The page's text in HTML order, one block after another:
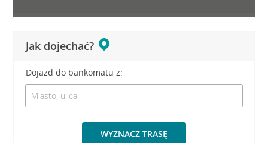
Jak dojechać?
Dojazd do bankomatu z:
WYZNACZ TRASĘ